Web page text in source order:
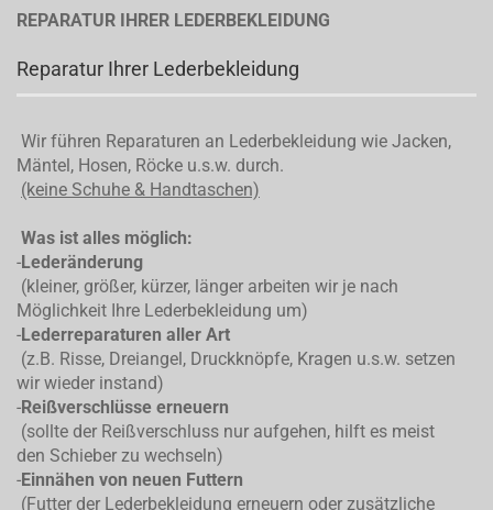
REPARATUR IHRER LEDERBEKLEIDUNG
Reparatur Ihrer Lederbekleidung
Wir führen Reparaturen an Lederbekleidung wie Jacken,
Mäntel, Hosen, Röcke u.s.w. durch.
(keine Schuhe & Handtaschen)
Was ist alles möglich:
-Lederänderung
(kleiner, größer, kürzer, länger arbeiten wir je nach
Möglichkeit Ihre Lederbekleidung um)
-Lederreparaturen aller Art
(z.B. Risse, Dreiangel, Druckknöpfe, Kragen u.s.w. setzen
wir wieder instand)
-Reißverschlüsse erneuern
(sollte der Reißverschluss nur aufgehen, hilft es meist
den Schieber zu wechseln)
-Einnähen von neuen Futtern
(Futter der Lederbekleidung erneuern oder zusätzliche